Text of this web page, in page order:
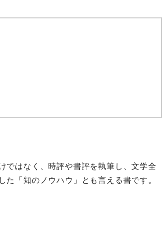
ではなく、 時評や書評を執筆し、文学全
た 「知のノウハウ」 とも言える書です。